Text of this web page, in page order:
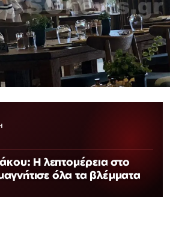
Η λεπτομέρεια στο
όλα τα βλέμματα